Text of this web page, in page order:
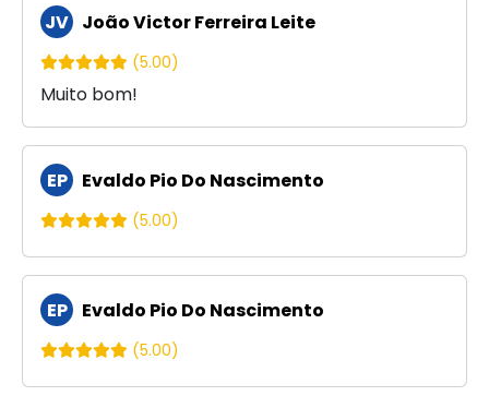
JV João Victor Ferreira Leite
(5.00)
Muito bom!
EP Evaldo Pio Do Nascimento
(5.00)
EP Evaldo Pio Do Nascimento
(5.00)